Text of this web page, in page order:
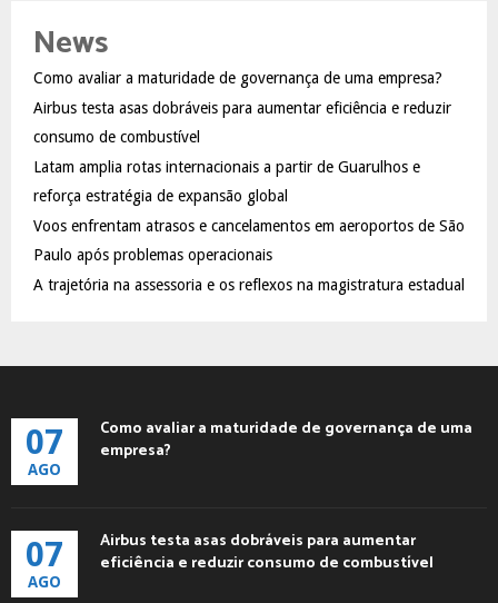
h
o
r
:
R
News
Como avaliar a maturidade de governança de uma empresa?
Airbus testa asas dobráveis para aumentar eficiência e reduzir
consumo de combustível
Latam amplia rotas internacionais a partir de Guarulhos e
reforça estratégia de expansão global
Voos enfrentam atrasos e cancelamentos em aeroportos de São
Paulo após problemas operacionais
A trajetória na assessoria e os reflexos na magistratura estadual
07
AGO
Como avaliar a maturidade de governança de uma
empresa?
07
AGO
Airbus testa asas dobráveis para aumentar
eficiência e reduzir consumo de combustível